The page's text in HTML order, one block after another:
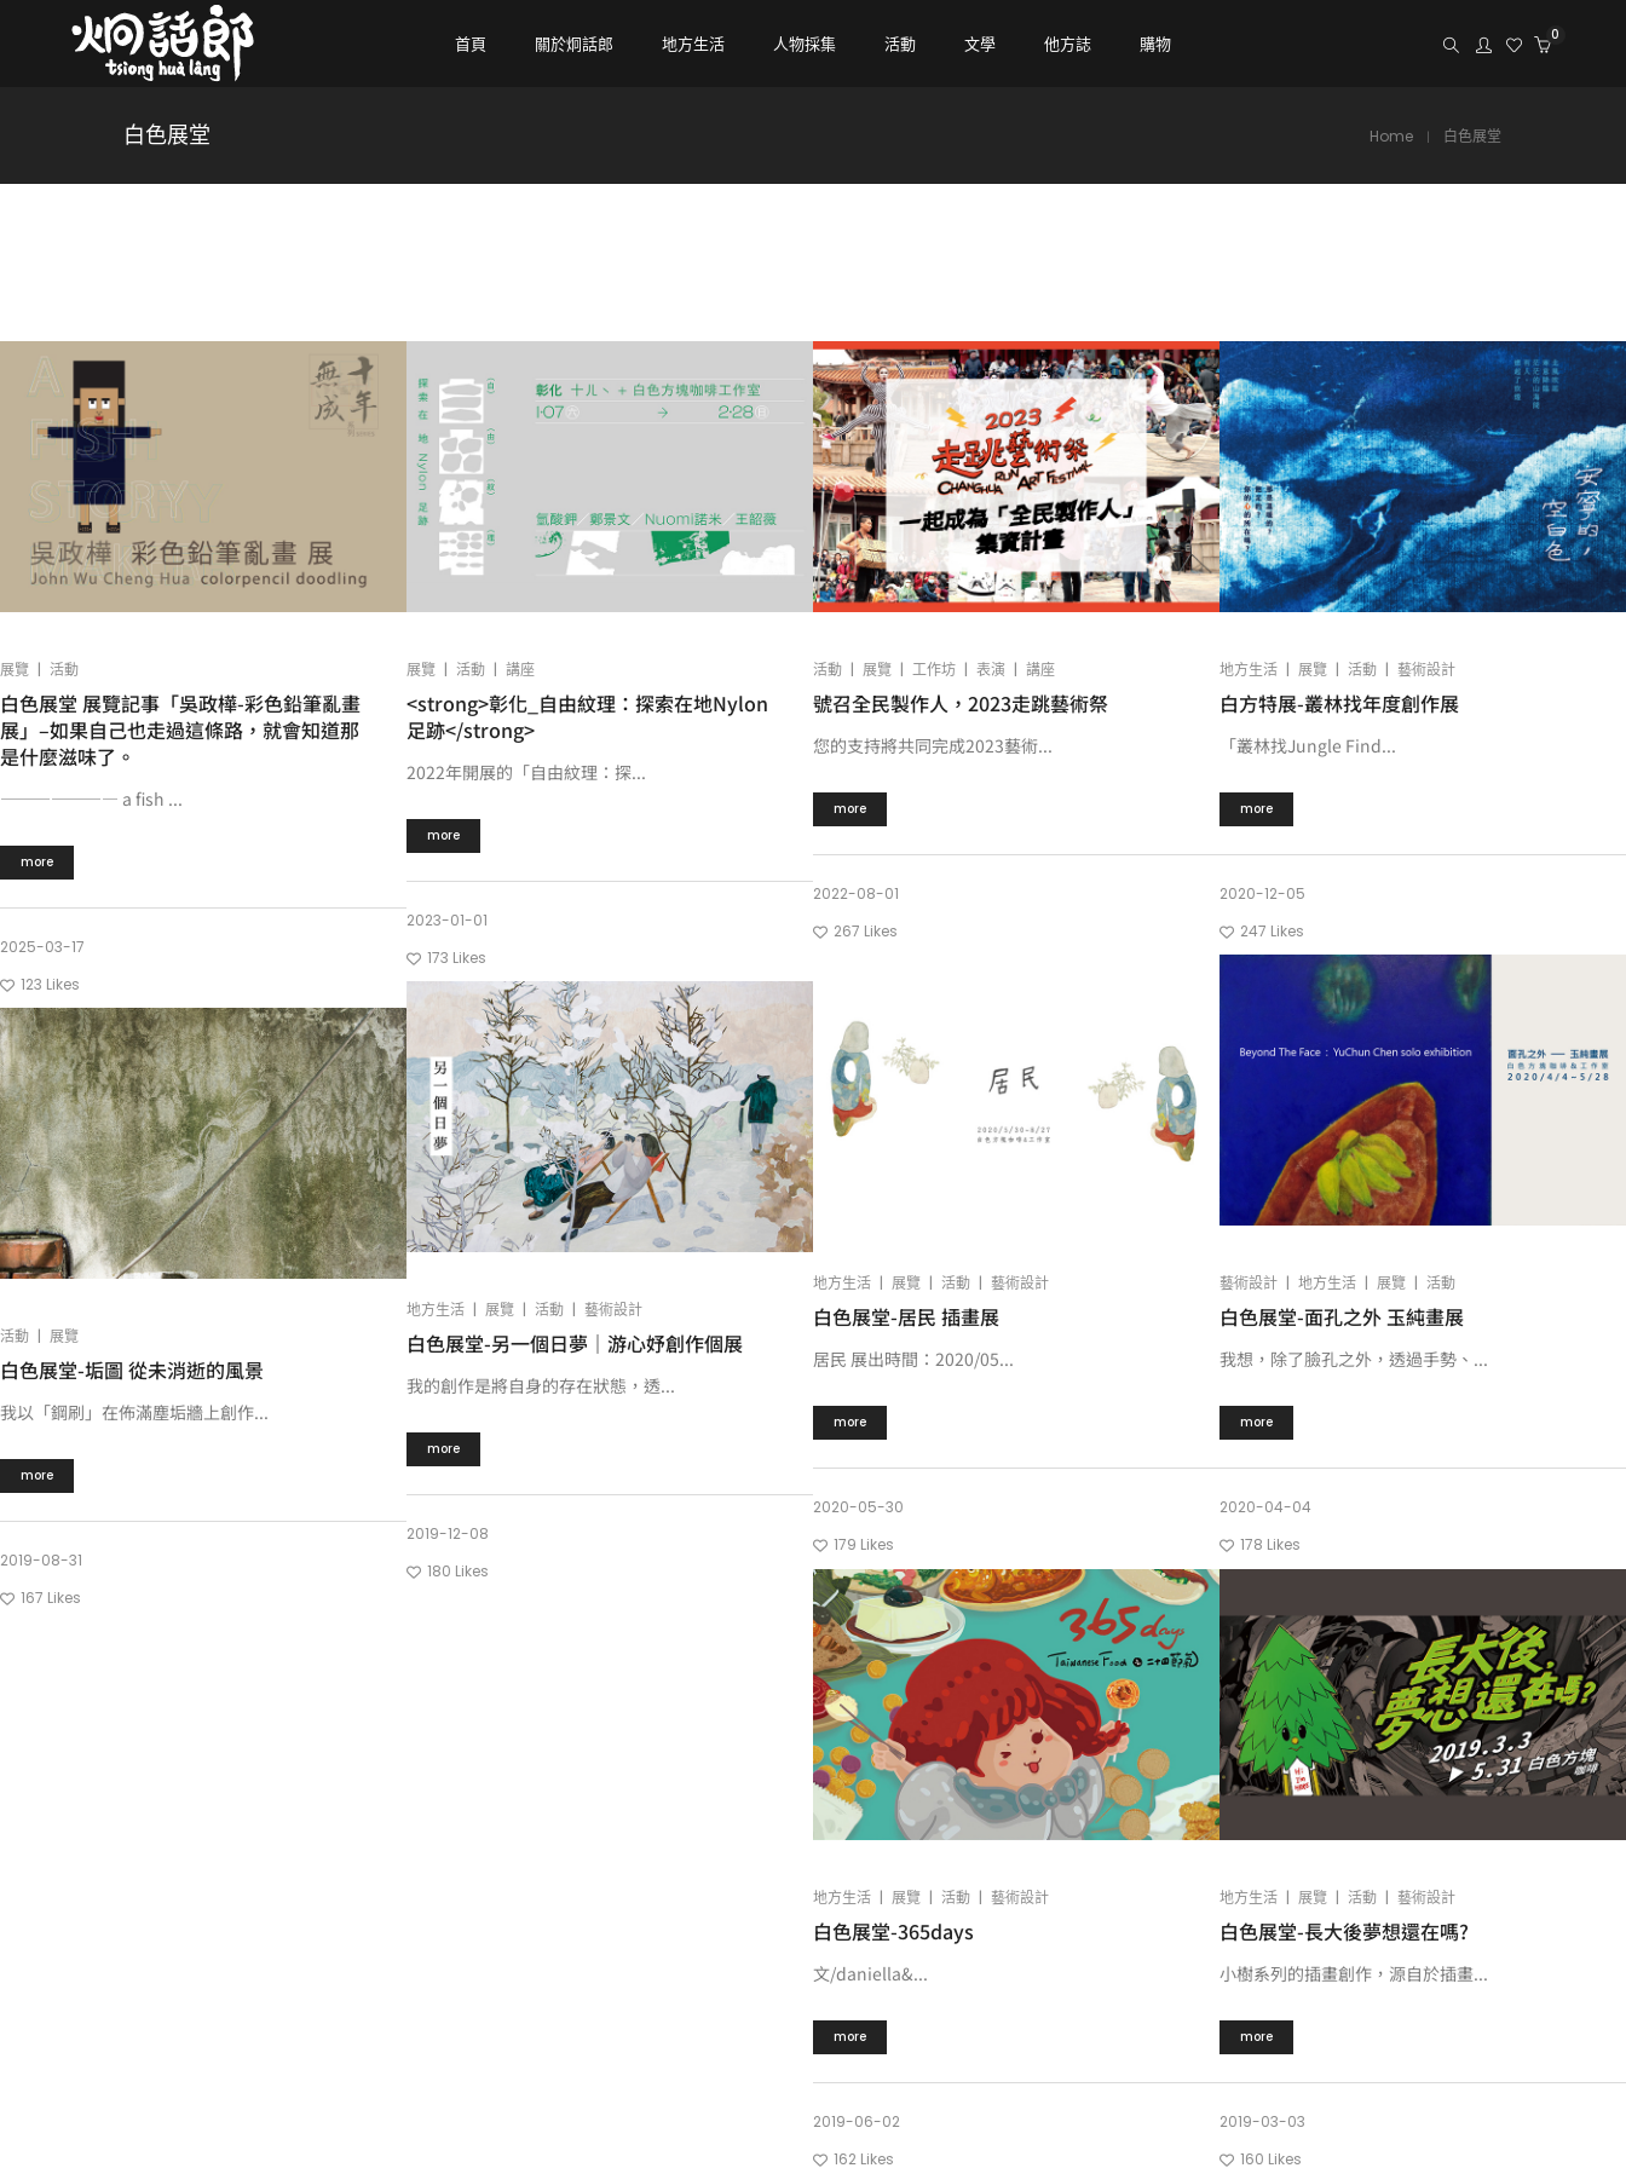
首頁 關於炯話郎 地方生活 人物採集 活動 文學 他方誌 購物 0
白色展堂 Home 白色展堂
展覽 | 活動
白色展堂 展覽記事「吳政樺-彩色鉛筆亂畫
展」–如果自己也走過這條路，就會知道那
是什麼滋味了。
——————— a fish ...
more
2025-03-17
123 Likes
展覽 | 活動 | 講座
<strong>彰化_自由紋理：探索在地Nylon
足跡</strong>
2022年開展的「自由紋理：探...
more
2023-01-01
173 Likes
活動 | 展覽 | 工作坊 | 表演 | 講座
號召全民製作人，2023走跳藝術祭
您的支持將共同完成2023藝術...
more
2022-08-01
267 Likes
地方生活 | 展覽 | 活動 | 藝術設計
白方特展-叢林找年度創作展
「叢林找Jungle Find...
more
2020-12-05
247 Likes
地方生活 | 展覽 | 活動 | 藝術設計
白色展堂-居民 插畫展
居民 展出時間：2020/05...
more
2020-05-30
179 Likes
藝術設計 | 地方生活 | 展覽 | 活動
白色展堂-面孔之外 玉純畫展
我想，除了臉孔之外，透過手勢、...
more
2020-04-04
178 Likes
地方生活 | 展覽 | 活動 | 藝術設計
白色展堂-另一個日夢｜游心妤創作個展
我的創作是將自身的存在狀態，透...
more
2019-12-08
180 Likes
活動 | 展覽
白色展堂-垢圖 從未消逝的風景
我以「鋼刷」在佈滿塵垢牆上創作...
more
2019-08-31
167 Likes
地方生活 | 展覽 | 活動 | 藝術設計
白色展堂-365days
文/daniella&...
more
2019-06-02
162 Likes
地方生活 | 展覽 | 活動 | 藝術設計
白色展堂-長大後夢想還在嗎?
小樹系列的插畫創作，源自於插畫...
more
2019-03-03
160 Likes